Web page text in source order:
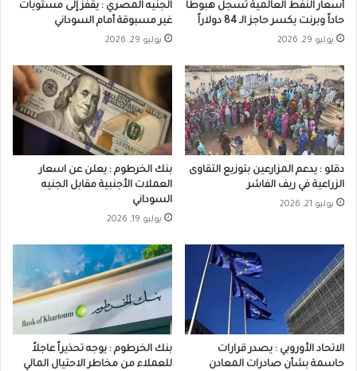
أسعار النفط العالمية تسجل هبوطاً
حاداً وبرنت يكسر حاجز الـ 84 دولاراً
يوليو 29, 2026
الجنيه المصري : يقفز إلى مستويات
غير مسبوقة أمام السوداني
يوليو 29, 2026
دقلو : يدعم المزارعين بتوزيع التقاوى
الزراعية في ريف الفاشر
يوليو 21, 2026
بنك الخرطوم : يعلن عن اسعار
العملات الأجنبية مقابل الجنيه
السوداني
يوليو 19, 2026
الاتحاد الأوروبي : يصدر قرارات
حاسمة بشأن صادرات المعادن
بنك الخرطوم : يوجه تحذيراً عاجلاً
للعملاء من مخاطر الاحتيال المالي